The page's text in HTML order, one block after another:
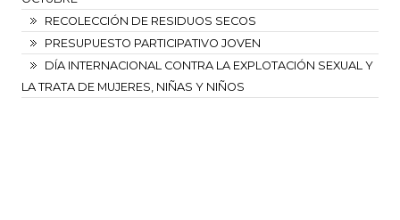
RECOLECCIÓN DE RESIDUOS SECOS
PRESUPUESTO PARTICIPATIVO JOVEN
DÍA INTERNACIONAL CONTRA LA EXPLOTACIÓN SEXUAL Y
LA TRATA DE MUJERES, NIÑAS Y NIÑOS